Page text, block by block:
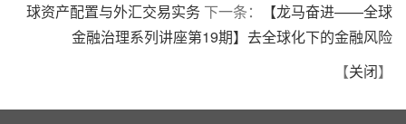
球资产配置与外汇交易实务 下一条：
【龙马奋进——全球
金融治理系列讲座第19期】去全球化下的金融风险
【关闭】